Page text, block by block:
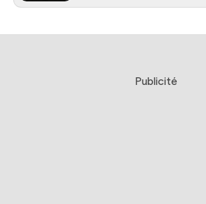
Publicité